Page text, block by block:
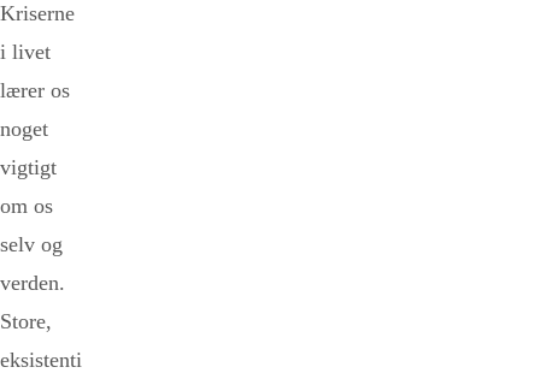
Kriserne
i livet
lærer os
noget
vigtigt
om os
selv og
verden.
Store,
eksistenti